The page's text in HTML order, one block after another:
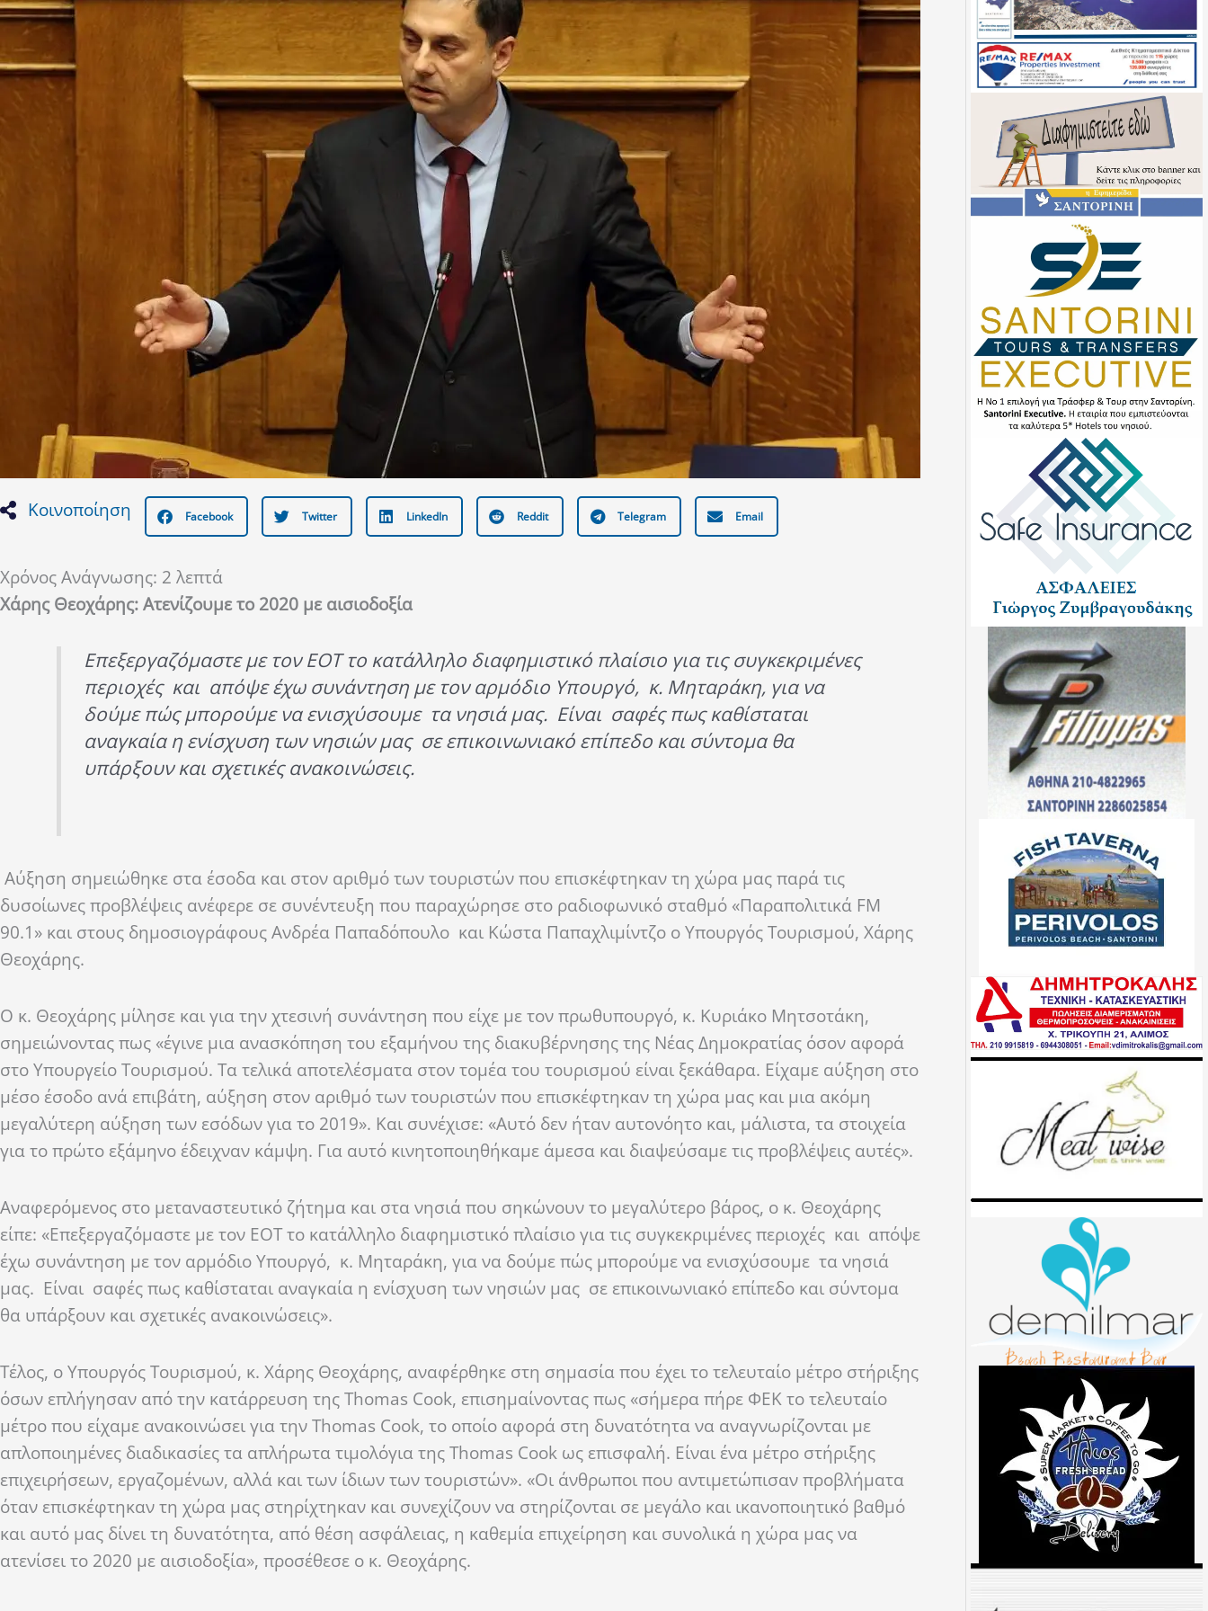
Κοινοποίηση Facebook Twitter LinkedIn Reddit Telegram Email
Χρόνος Ανάγνωσης: 2 λεπτά
Χάρης Θεοχάρης: Ατενίζουμε το 2020 με αισιοδοξία
Επεξεργαζόμαστε με τον ΕΟΤ το κατάλληλο διαφημιστικό πλαίσιο για τις συγκεκριμένες
περιοχές και απόψε έχω συνάντηση με τον αρμόδιο Υπουργό, κ. Μηταράκη, για να
δούμε πώς μπορούμε να ενισχύσουμε τα νησιά μας. Είναι σαφές πως καθίσταται
αναγκαία η ενίσχυση των νησιών μας σε επικοινωνιακό επίπεδο και σύντομα θα
υπάρξουν και σχετικές ανακοινώσεις.
Αύξηση σημειώθηκε στα έσοδα και στον αριθμό των τουριστών που επισκέφτηκαν τη χώρα μας παρά τις
δυσοίωνες προβλέψεις ανέφερε σε συνέντευξη που παραχώρησε στο ραδιοφωνικό σταθμό «Παραπολιτικά FM
90.1» και στους δημοσιογράφους Ανδρέα Παπαδόπουλο και Κώστα Παπαχλιμίντζο ο Υπουργός Τουρισμού, Χάρης
Θεοχάρης.
Ο κ. Θεοχάρης μίλησε και για την χτεσινή συνάντηση που είχε με τον πρωθυπουργό, κ. Κυριάκο Μητσοτάκη,
σημειώνοντας πως «έγινε μια ανασκόπηση του εξαμήνου της διακυβέρνησης της Νέας Δημοκρατίας όσον αφορά
στο Υπουργείο Τουρισμού. Τα τελικά αποτελέσματα στον τομέα του τουρισμού είναι ξεκάθαρα. Είχαμε αύξηση στο
μέσο έσοδο ανά επιβάτη, αύξηση στον αριθμό των τουριστών που επισκέφτηκαν τη χώρα μας και μια ακόμη
μεγαλύτερη αύξηση των εσόδων για το 2019». Και συνέχισε: «Αυτό δεν ήταν αυτονόητο και, μάλιστα, τα στοιχεία
για το πρώτο εξάμηνο έδειχναν κάμψη. Για αυτό κινητοποιηθήκαμε άμεσα και διαψεύσαμε τις προβλέψεις αυτές».
Αναφερόμενος στο μεταναστευτικό ζήτημα και στα νησιά που σηκώνουν το μεγαλύτερο βάρος, ο κ. Θεοχάρης
είπε: «Επεξεργαζόμαστε με τον ΕΟΤ το κατάλληλο διαφημιστικό πλαίσιο για τις συγκεκριμένες περιοχές και απόψε
έχω συνάντηση με τον αρμόδιο Υπουργό, κ. Μηταράκη, για να δούμε πώς μπορούμε να ενισχύσουμε τα νησιά
μας. Είναι σαφές πως καθίσταται αναγκαία η ενίσχυση των νησιών μας σε επικοινωνιακό επίπεδο και σύντομα
θα υπάρξουν και σχετικές ανακοινώσεις».
Τέλος, ο Υπουργός Τουρισμού, κ. Χάρης Θεοχάρης, αναφέρθηκε στη σημασία που έχει το τελευταίο μέτρο στήριξης
όσων επλήγησαν από την κατάρρευση της Thomas Cook, επισημαίνοντας πως «σήμερα πήρε ΦΕΚ το τελευταίο
μέτρο που είχαμε ανακοινώσει για την Thomas Cook, το οποίο αφορά στη δυνατότητα να αναγνωρίζονται με
απλοποιημένες διαδικασίες τα απλήρωτα τιμολόγια της Thomas Cook ως επισφαλή. Είναι ένα μέτρο στήριξης
επιχειρήσεων, εργαζομένων, αλλά και των ίδιων των τουριστών». «Οι άνθρωποι που αντιμετώπισαν προβλήματα
όταν επισκέφτηκαν τη χώρα μας στηρίχτηκαν και συνεχίζουν να στηρίζονται σε μεγάλο και ικανοποιητικό βαθμό
και αυτό μας δίνει τη δυνατότητα, από θέση ασφάλειας, η καθεμία επιχείρηση και συνολικά η χώρα μας να
ατενίσει το 2020 με αισιοδοξία», προσέθεσε ο κ. Θεοχάρης.